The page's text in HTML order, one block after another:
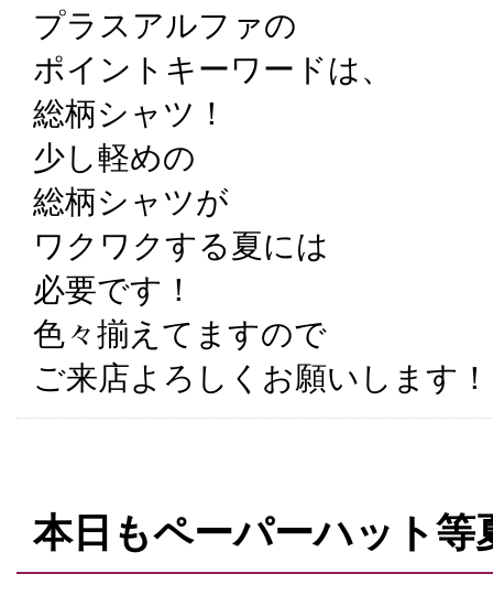
プラスアルファの
ポイントキーワードは、
総柄シャツ！
少し軽めの
総柄シャツが
ワクワクする夏には
必要です！
色々揃えてますので
ご来店よろしくお願いします！
本日もペーパーハット等